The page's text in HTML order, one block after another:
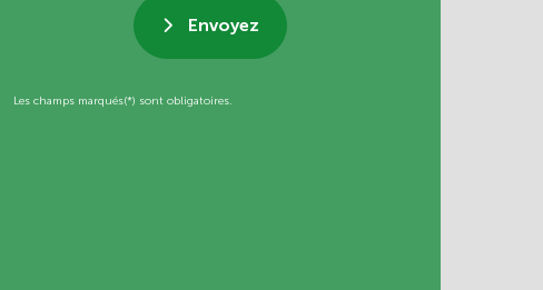
Envoyez
Les champs marqués(*) sont obligatoires.